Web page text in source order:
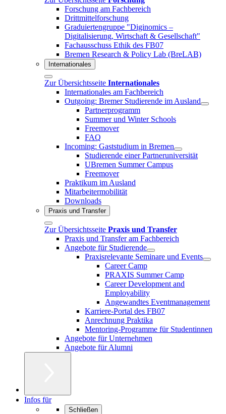
Forschung am Fachbereich
Drittmittelforschung
Graduiertengruppe "Diginomics –
Digitalisierung, Wirtschaft & Gesellschaft"
Fachausschuss Ethik des FB07
Bremen Research & Policy Lab (BreLAB)
Internationales
Zur Übersichtsseite Internationales
Internationales am Fachbereich
Outgoing: Bremer Studierende im Ausland
Partnerprogramm
Summer und Winter Schools
Freemover
FAQ
Incoming: Gaststudium in Bremen
Studierende einer Partneruniversität
UBremen Summer Campus
Freemover
Praktikum im Ausland
Mitarbeitermobilität
Downloads
Praxis und Transfer
Zur Übersichtsseite Praxis und Transfer
Praxis und Transfer am Fachbereich
Angebote für Studierende
Praxisrelevante Seminare und Events
Career Camp
PRAXIS Summer Camp
Career Development and
Employability
Angewandtes Eventmanagement
Karriere-Portal des FB07
Anrechnung Praktika
Mentoring-Programme für Studentinnen
Angebote für Unternehmen
Angebote für Alumni
Infos für
Schließen